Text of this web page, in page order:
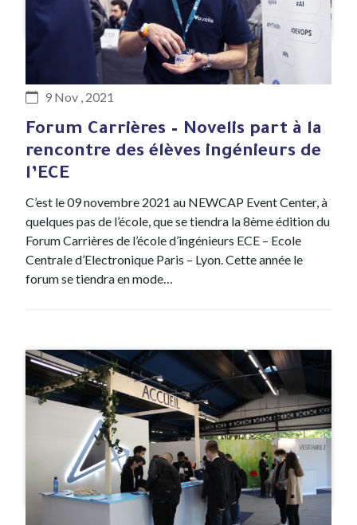
9 Nov , 2021
Forum Carrières – Novelis part à la
rencontre des élèves ingénieurs de
l’ECE
C’est le 09 novembre 2021 au NEWCAP Event Center, à
quelques pas de l’école, que se tiendra la 8ème édition du
Forum Carrières de l’école d’ingénieurs ECE – Ecole
Centrale d’Electronique Paris – Lyon. Cette année le
forum se tiendra en mode…